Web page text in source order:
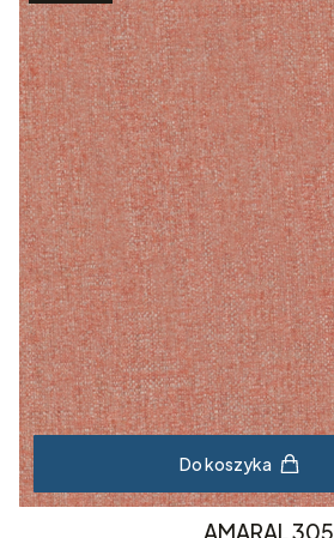
Do koszyka
AMARAL 305